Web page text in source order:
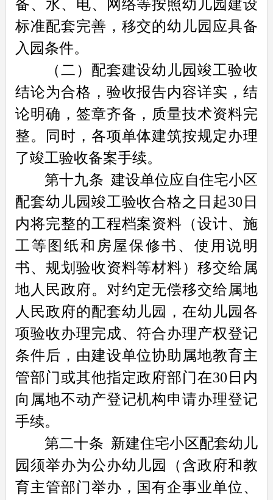
备、水、电、网络等按照幼儿园建设
标准配套完善，移交的幼儿园应具备
入园条件。
（二）配套建设幼儿园竣工验收
结论为合格，验收报告内容详实，结
论明确，签章齐备，质量技术资料完
整。同时，各项单体建筑按规定办理
了竣工验收备案手续。
第十九条 建设单位应自住宅小区
配套幼儿园竣工验收合格之日起30日
内将完整的工程档案资料（设计、施
工等图纸和房屋保修书、使用说明
书、规划验收资料等材料）移交给属
地人民政府。对约定无偿移交给属地
人民政府的配套幼儿园，在幼儿园各
项验收办理完成、符合办理产权登记
条件后，由建设单位协助属地教育主
管部门或其他指定政府部门在30日内
向属地不动产登记机构申请办理登记
手续。
第二十条 新建住宅小区配套幼儿
园须举办为公办幼儿园（含政府和教
育主管部门举办，国有企事业单位、